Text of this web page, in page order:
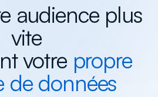
audience plus
vite
votre propre
de données